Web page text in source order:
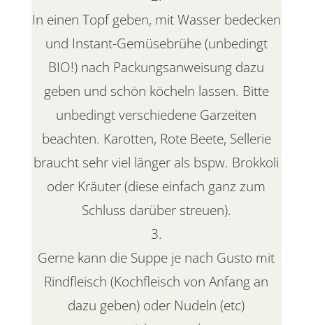
In einen Topf geben, mit Wasser bedecken
und Instant-Gemüsebrühe (unbedingt
BIO!) nach Packungsanweisung dazu
geben und schön köcheln lassen. Bitte
unbedingt verschiedene Garzeiten
beachten. Karotten, Rote Beete, Sellerie
braucht sehr viel länger als bspw. Brokkoli
oder Kräuter (diese einfach ganz zum
Schluss darüber streuen).
Gerne kann die Suppe je nach Gusto mit
Rindfleisch (Kochfleisch von Anfang an
dazu geben) oder Nudeln (etc)